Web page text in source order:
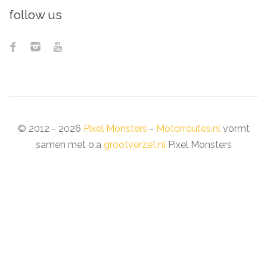
follow us
© 2012 - 2026 Pixel Monsters - Motorroutes.nlvormt
samen met o.a grootverzet.nlPixel Monsters